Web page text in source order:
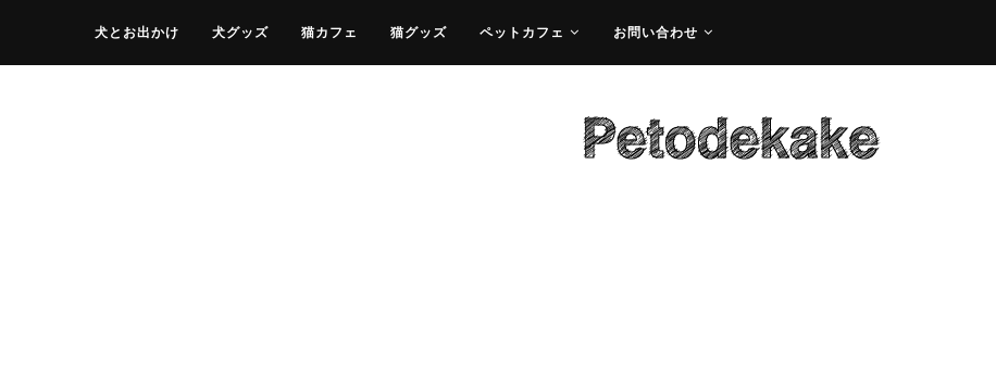
犬とお出かけ 犬グッズ 猫カフェ 猫グッズ ペットカフェ お問い合わせ